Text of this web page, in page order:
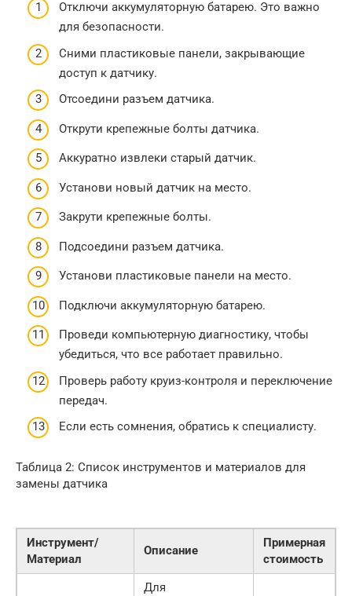
Отключи аккумуляторную батарею. Это важно
для безопасности.
Сними пластиковые панели, закрывающие
доступ к датчику.
Отсоедини разъем датчика.
Открути крепежные болты датчика.
Аккуратно извлеки старый датчик.
Установи новый датчик на место.
Закрути крепежные болты.
Подсоедини разъем датчика.
Установи пластиковые панели на место.
Подключи аккумуляторную батарею.
Проведи компьютерную диагностику, чтобы
убедиться, что все работает правильно.
Проверь работу круиз-контроля и переключение
передач.
Если есть сомнения, обратись к специалисту.
Таблица 2: Список инструментов и материалов для
замены датчика
Инструмент/
Материал
Описание
Примерная
стоимость
Для